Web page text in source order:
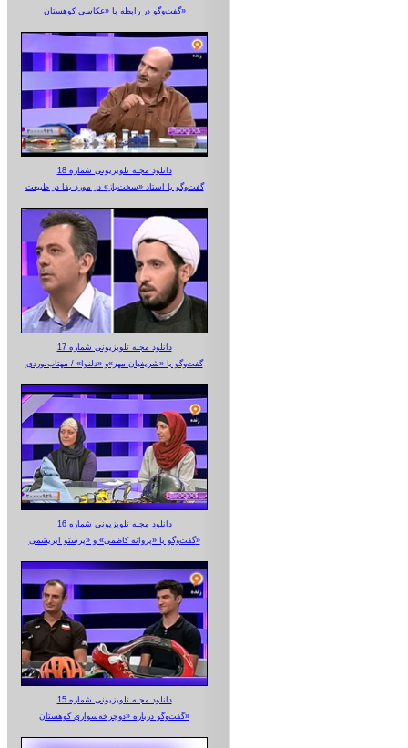
گفت‌وگو در رابطه با «عکاسی کوهستان»
دانلود مجله تلویزیونی شماره 18
گفت‌وگو با استاد «سخت‌باز» در مورد بقا در طبیعت
دانلود مجله تلویزیونی شماره 17
گفت‌وگو با «شریفیان مهر»‌و «دلنوا» / مهتاب‌نوردی
دانلود مجله تلویزیونی شماره 16
گفت‌وگو با «پروانه کاظمی» و «پرستو‌ ابریشمی»
دانلود مجله تلویزیونی شماره 15
گفت‌وگو درباره «دوچرخه‌سواری کوهستان»